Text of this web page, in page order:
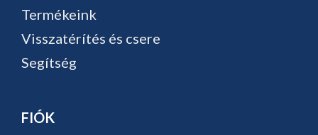
Termékeink
Visszatérítés és csere
Segítség
FIÓK